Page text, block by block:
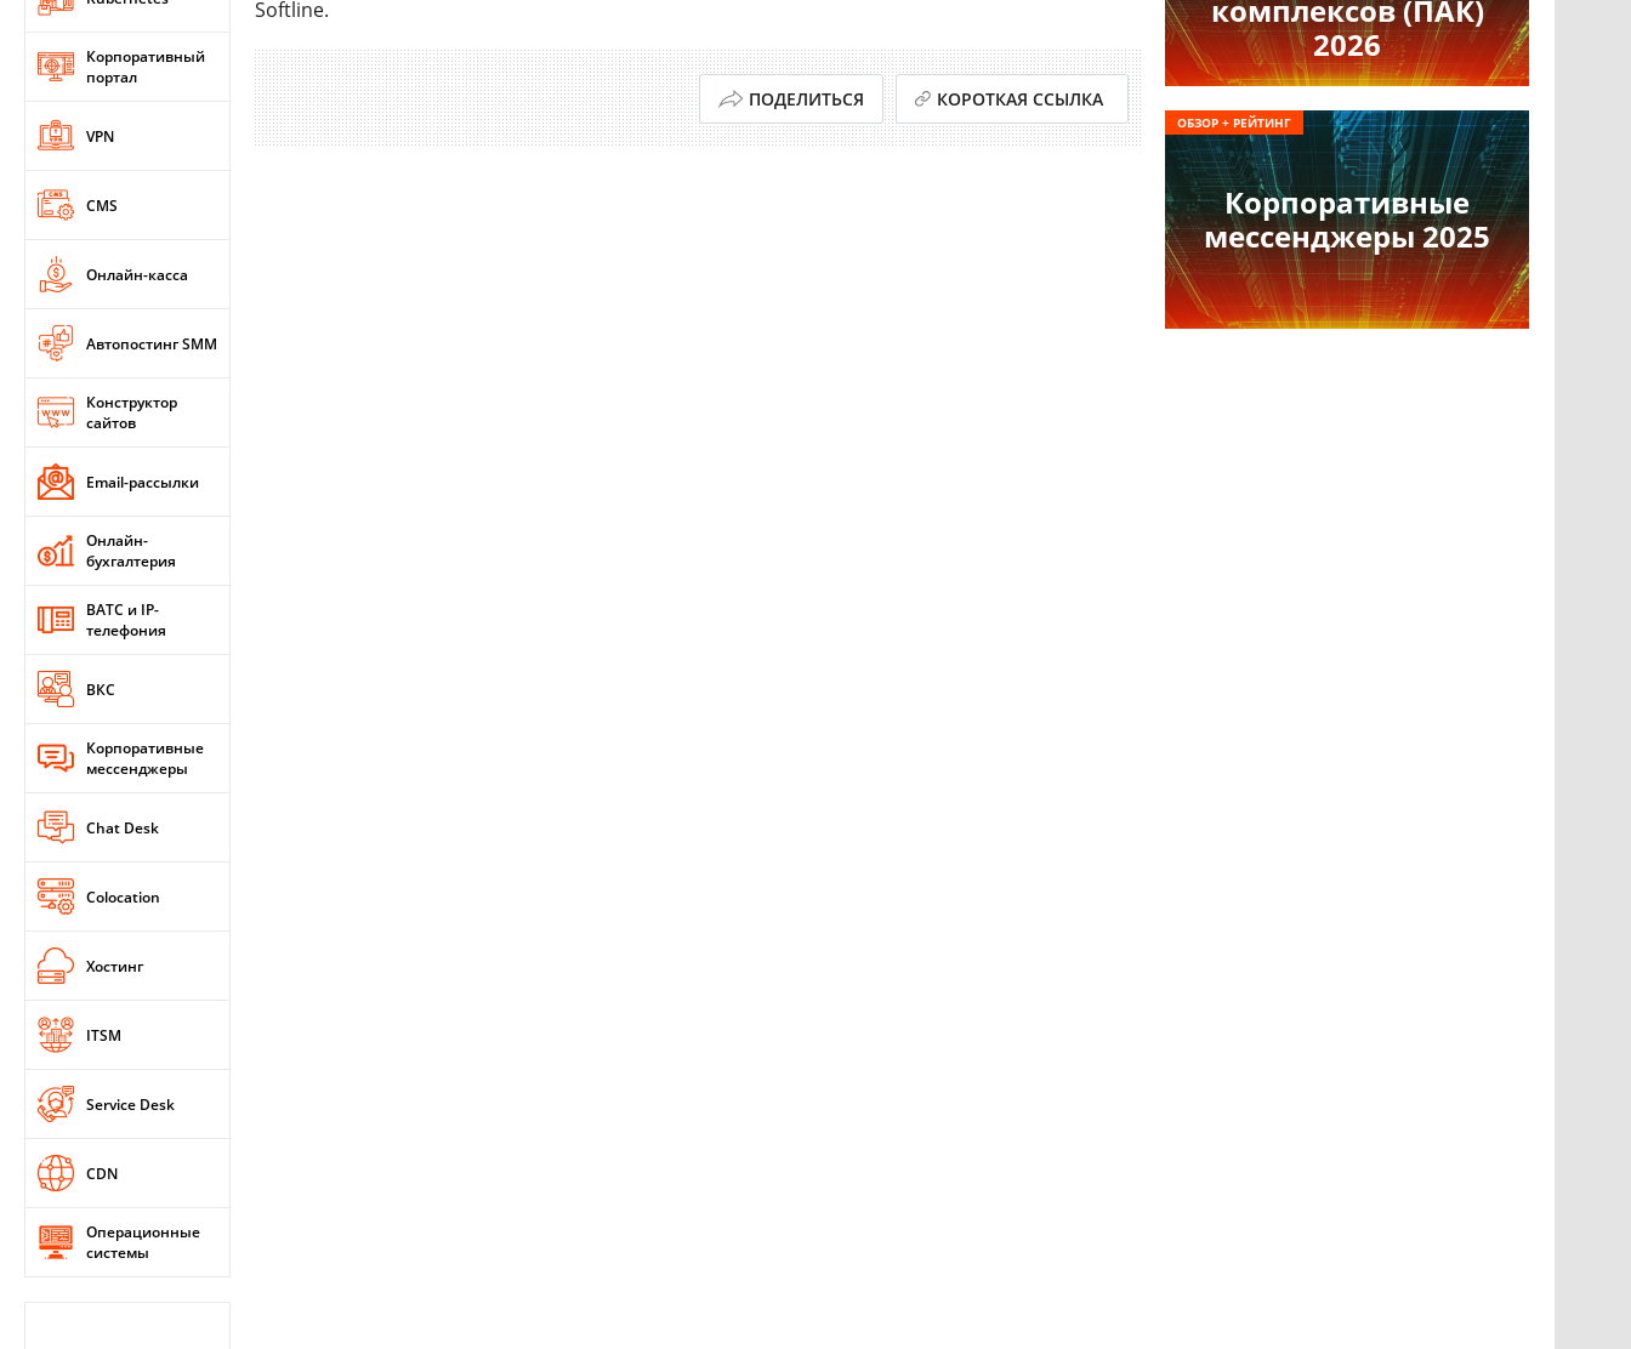
Корпоративный
портал
VPN
CMS
Онлайн-касса
Автопостинг SMM
Конструктор
сайтов
Email-рассылки
Онлайн-
бухгалтерия
ВАТС и IP-
телефония
ВКС
Корпоративные
мессенджеры
Chat Desk
Colocation
Хостинг
ITSM
Service Desk
CDN
Операционные
системы
Softline.
ПОДЕЛИТЬСЯ КОРОТКАЯ ССЫЛКА
комплексов (ПАК)
2026
Корпоративные
мессенджеры 2025
ОБЗОР + РЕЙТИНГ